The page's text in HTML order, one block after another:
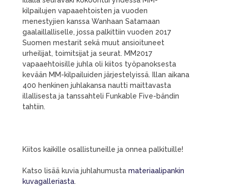
kilpailujen vapaaehtoisten ja vuoden
menestyjien kanssa Wanhaan Satamaan
gaalaillalliselle, jossa palkittiin vuoden 2017
Suomen mestarit sekä muut ansioituneet
urheilijat, toimitsijat ja seurat. MM2017
vapaaehtoisille juhla oli kiitos työpanoksesta
kevään MM-kilpailuiden järjestelyissä. Illan aikana
400 henkinen juhlakansa nautti maittavasta
illallisesta ja tanssahteli Funkable Five-bändin
tahtiin.
Kiitos kaikille osallistuneille ja onnea palkituille!
Katso lisää kuvia juhlahumusta materiaalipankin
kuvagalleriasta.